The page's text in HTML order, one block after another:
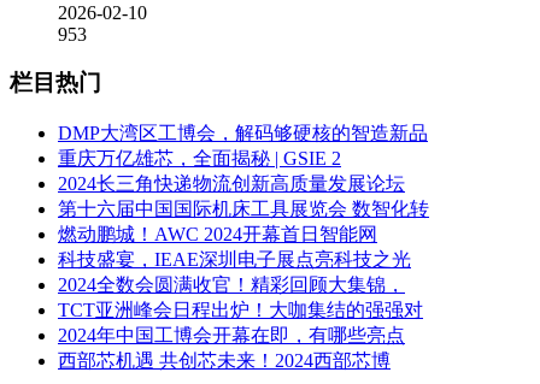
2026-02-10
953
栏目热门
DMP大湾区工博会，解码够硬核的智造新品
重庆万亿雄芯，全面揭秘 | GSIE 2
2024长三角快递物流创新高质量发展论坛
第十六届中国国际机床工具展览会 数智化转
燃动鹏城！AWC 2024开幕首日智能网
科技盛宴，IEAE深圳电子展点亮科技之光
2024全数会圆满收官！精彩回顾大集锦，
TCT亚洲峰会日程出炉！大咖集结的强强对
2024年中国工博会开幕在即，有哪些亮点
西部芯机遇 共创芯未来！2024西部芯博